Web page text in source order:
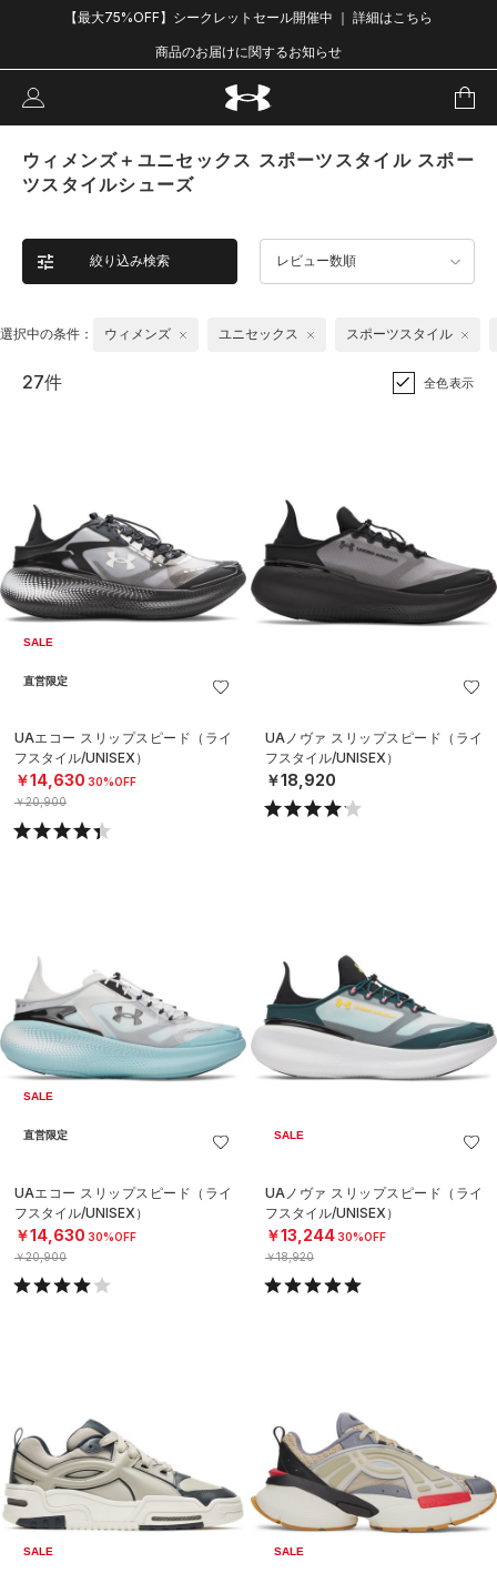
【最大75%OFF】シークレットセール開催中 ｜ 詳細はこちら
商品のお届けに関するお知らせ
ウィメンズ＋ユニセックス スポーツスタイル スポー
ツスタイルシューズ
絞り込み検索 レビュー数順
選択中の条件： ウィメンズ ユニセックス スポーツスタイル
27件 全色表示
SALE
直営限定
UAエコー スリップスピード（ライ
フスタイル/UNISEX）
￥14,630 30%OFF
￥20,900
UAノヴァ スリップスピード（ライ
フスタイル/UNISEX）
￥18,920
SALE
直営限定
UAエコー スリップスピード（ライ
フスタイル/UNISEX）
￥14,630 30%OFF
￥20,900
SALE
UAノヴァ スリップスピード（ライ
フスタイル/UNISEX）
￥13,24430%OFF
￥18,920
SALE SALE